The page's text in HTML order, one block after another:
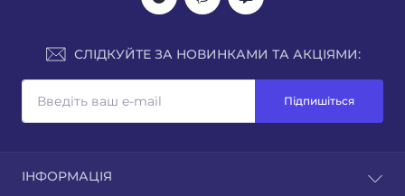
СЛІДКУЙТЕ ЗА НОВИНКАМИ ТА АКЦІЯМИ:
Підпишіться
ІНФОРМАЦІЯ